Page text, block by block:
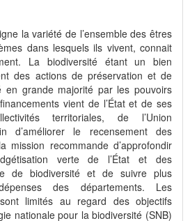
la variété de l’ensemble des êtres
dans lesquels ils vivent, connait
La biodiversité étant un bien
des actions de préservation et de
en grande majorité par les pouvoirs
vient de l’État et de ses
territoriales, de l’Union
d’améliorer le recensement des
mission recommande d’approfondir
verte de l’État et des
de biodiversité et de suivre plus
des départements. Les
limités au regard des objectifs
nationale pour la biodiversité (SNB)